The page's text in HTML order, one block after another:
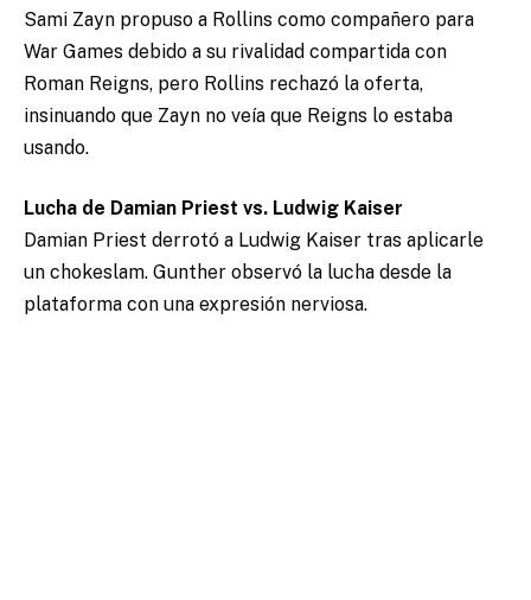
Sami Zayn propuso a Rollins como compañero para
War Games debido a su rivalidad compartida con
Roman Reigns, pero Rollins rechazó la oferta,
insinuando que Zayn no veía que Reigns lo estaba
usando.
Lucha de Damian Priest vs. Ludwig Kaiser
Damian Priest derrotó a Ludwig Kaiser tras aplicarle
un chokeslam. Gunther observó la lucha desde la
plataforma con una expresión nerviosa.